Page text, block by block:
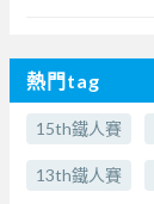
熱門tag
15th鐵人賽
13th鐵人賽